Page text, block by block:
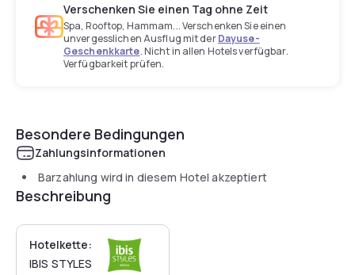
Verschenken Sie einen Tag ohne Zeit
Spa, Rooftop, Hammam... Verschenken Sie einen
unvergesslichen Ausflug mit derDayuse-
Geschenkkarte. Nicht in allen Hotels verfügbar.
Verfügbarkeit prüfen.
Besondere Bedingungen
Zahlungsinformationen
Barzahlung wird in diesem Hotel akzeptiert
Beschreibung
Hotelkette:
IBIS STYLES